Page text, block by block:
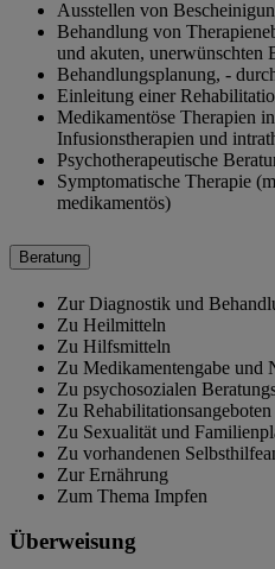
Ausstellen von
Behandlung von
und akuten, unerwünschten
Behandlungsplanung, -
Einleitung einer
Medikamentöse Therapien
Infusionstherapien und
Psychotherapeutische
Symptomatische Therapie
medikamentös)
Beratung
Zur Diagnostik und
Zu Heilmitteln
Zu Hilfsmitteln
Zu Medikamentengabe und
Zu psychosozialen
Zu Rehabilitationsangeboten
Zu Sexualität und
Zu vorhandenen
Zur Ernährung
Zum Thema Impfen
Überweisung